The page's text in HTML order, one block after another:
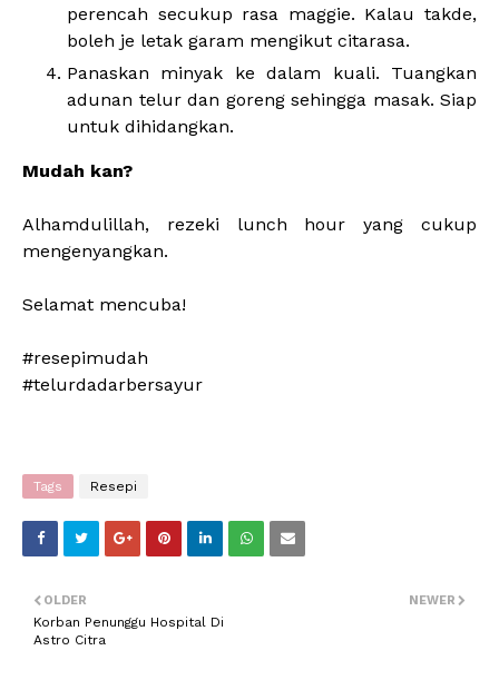
perencah secukup rasa maggie. Kalau takde,
boleh je letak garam mengikut citarasa.
Panaskan minyak ke dalam kuali. Tuangkan
adunan telur dan goreng sehingga masak. Siap
untuk dihidangkan.
Mudah kan?
Alhamdulillah, rezeki lunch hour yang cukup
mengenyangkan.
Selamat mencuba!
#resepimudah
#telurdadarbersayur
Tags Resepi
NEWER
OLDER
Korban Penunggu Hospital Di
Astro Citra